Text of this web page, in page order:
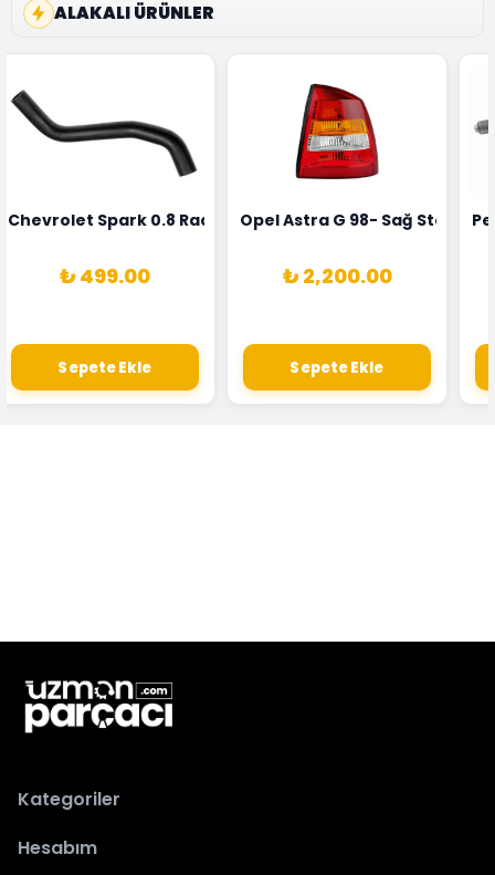
ALAKALI ÜRÜNLER
1628HN-0258010081
Alternatörü Valeo Marka 05E903018G
Chevrolet Spark 0.8 Radyatör Üst Hortumu Rapro Marka
₺ 499.00
Sepete Ekle
Opel Astra G 98- Sağ Stop
₺ 2,200.00
Sepete Ekle
Kategoriler
Hesabım